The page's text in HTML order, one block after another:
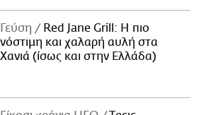
Γεύση
Red Jane Grill: Η πιο
νόστιμη και χαλαρή αυλή στα
Χανιά (ίσως και στην Ελλάδα)